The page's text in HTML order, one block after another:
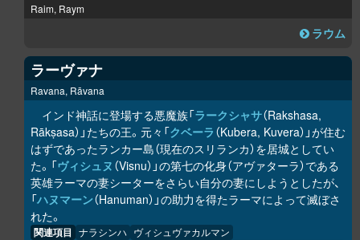
Raim, Raym
ラウム
ラーヴァナ
Ravana, Rāvana
インド神話に登場する悪魔族「ラークシャサ（Rakshasa,
Rākṣasa）」たちの王。元々「クベーラ （Kubera, Kuvera）」が住む
はずであったランカー島（現在のスリランカ）を居城としてい
た。「ヴィシュヌ （Visnu）」の第七の化身（アヴァターラ）である
英雄ラーマの妻シーターをさらい自分の妻にしようとしたが、
「ハヌマーン（Hanuman）」の助力を得たラーマによって滅ぼさ
れた。
関連項目 ナラシンハ ヴィシュヴァカルマン